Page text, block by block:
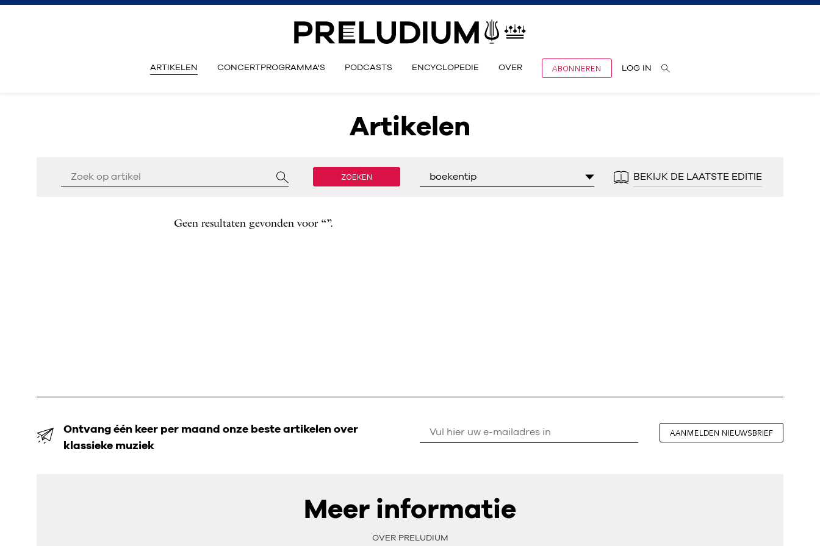
ARTIKELEN CONCERTPROGRAMMA'S PODCASTS ENCYCLOPEDIE OVER ABONNEREN LOG IN
Artikelen
ZOEKEN boekentip BEKIJK DE LAATSTE EDITIE
Geen resultaten gevonden voor “”.
Ontvang één keer per maand onze beste artikelen over
klassieke muziek
AANMELDEN NIEUWSBRIEF
Meer informatie
OVER PRELUDIUM